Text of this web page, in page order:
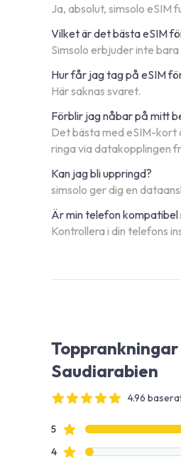
Ja, absolut, simsolo
Vilket är det bästa eSIM
Simsolo erbjuder inte
Hur får jag tag på eSIM
Här saknas svaret.
Förblir jag nåbar på mitt
Det bästa med eSIM-kort
ringa via datakopplingen
Kan jag bli uppringd?
simsolo ger dig en
Är min telefon kompatibel
Kontrollera i din telefons
Saudiarabien
4.96
Recensionsdata
5Stjärnbetyg
4Stjärnbetyg